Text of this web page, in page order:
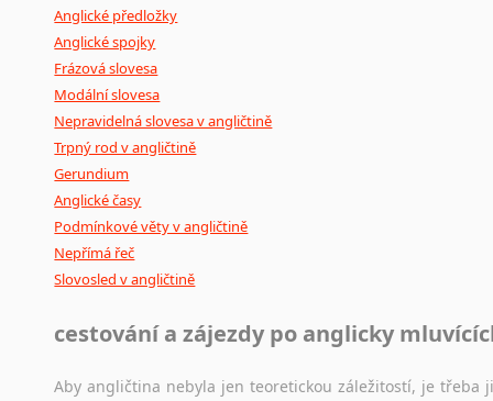
Anglické předložky
Anglické spojky
Frázová slovesa
Modální slovesa
Nepravidelná slovesa v angličtině
Trpný rod v angličtině
Gerundium
Anglické časy
Podmínkové věty v angličtině
Nepřímá řeč
Slovosled v angličtině
cestování a zájezdy po anglicky
Aby angličtina nebyla jen teoretickou záležitostí, je